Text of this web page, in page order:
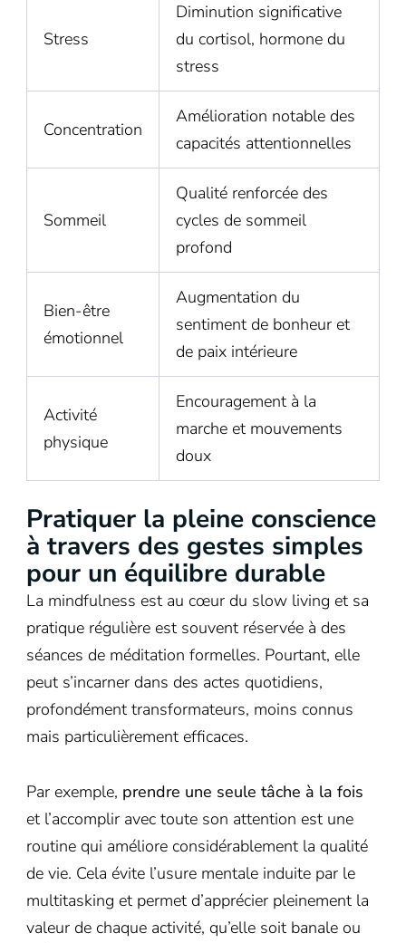
Stress
Diminution significative
du cortisol, hormone du
stress
Concentration
Amélioration notable des
capacités attentionnelles
Sommeil
Qualité renforcée des
cycles de sommeil
profond
Bien-être
émotionnel
Augmentation du
sentiment de bonheur et
de paix intérieure
Activité
physique
Encouragement à la
marche et mouvements
doux
Pratiquer la pleine conscience
à travers des gestes simples
pour un équilibre durable
La mindfulness est au cœur du slow living et sa
pratique régulière est souvent réservée à des
séances de méditation formelles. Pourtant, elle
peut s’incarner dans des actes quotidiens,
profondément transformateurs, moins connus
mais particulièrement efficaces.
Par exemple, prendre une seule tâche à la fois
et l’accomplir avec toute son attention est une
routine qui améliore considérablement la qualité
de vie. Cela évite l’usure mentale induite par le
multitasking et permet d’apprécier pleinement la
valeur de chaque activité, qu’elle soit banale ou